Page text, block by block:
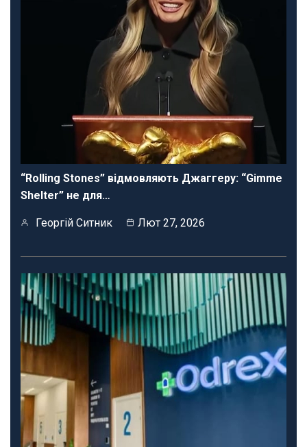
“Rolling Stones” відмовляють Джаггеру: “Gimme
Shelter” не для…
Георгій Ситник Лют 27, 2026